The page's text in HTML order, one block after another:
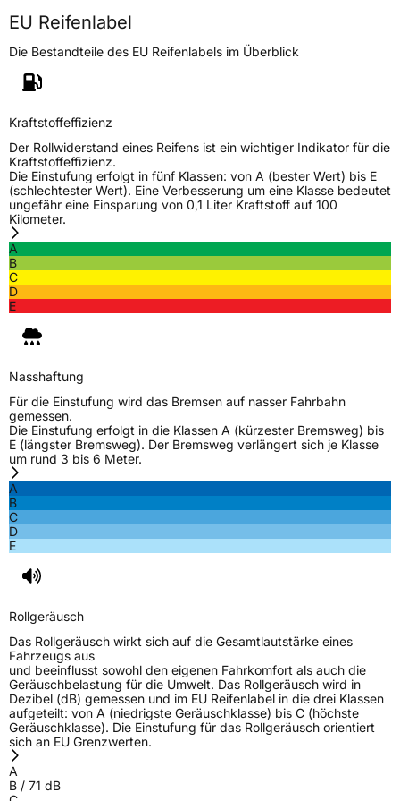
Höchstlast615 kg
Generelle Merkmale
Fahrzeugtyp
VerwendungSommerreifen
ModellnameFrun One
FahrzeugartPKW & SUV
Weitere Eigenschaften
SchlauchtypTL
ZustandNeureifen
Nasshaftung B
Rollgeräusch (Klasse)
EPREL ID 628053
Allgemeine Produktsicherheit (GPSR)
HerstellerkontaktEUCEREP, Roald Dahllaan 33 5629MC
Eindhoven Niederlande,
fullrun@fullruntyre.com
EU Reifenlabel
Die Bestandteile des EU Reifenlabels im Überblick
Kraftstoffeffizienz
Der Rollwiderstand eines Reifens ist ein wichtiger Indikator für die
Kraftstoffeffizienz.
Die Einstufung erfolgt in fünf Klassen: von A (bester Wert) bis E
(schlechtester Wert). Eine Verbesserung um eine Klasse bedeutet
ungefähr eine Einsparung von 0,1 Liter Kraftstoff auf 100
Kilometer.
A
B
C
D
E
Nasshaftung
Für die Einstufung wird das Bremsen auf nasser Fahrbahn
gemessen.
Die Einstufung erfolgt in die Klassen A (kürzester Bremsweg) bis
E (längster Bremsweg). Der Bremsweg verlängert sich je Klasse
um rund 3 bis 6 Meter.
A
B
C
D
E
Rollgeräusch
Das Rollgeräusch wirkt sich auf die Gesamtlautstärke eines
Fahrzeugs aus
und beeinflusst sowohl den eigenen Fahrkomfort als auch die
Geräuschbelastung für die Umwelt. Das Rollgeräusch wird in
Dezibel (dB) gemessen und im EU Reifenlabel in die drei Klassen
aufgeteilt: von A (niedrigste Geräuschklasse) bis C (höchste
Geräuschklasse). Die Einstufung für das Rollgeräusch orientiert
sich an EU Grenzwerten.
A
B / 71 dB